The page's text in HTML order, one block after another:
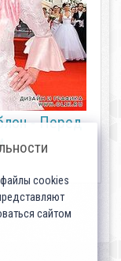
- Перед
cookies
сайтом